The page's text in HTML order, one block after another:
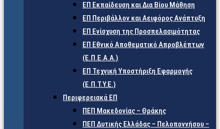
ΕΠ Εκπαίδευση και Δια Βίου Μάθηση
ΕΠ Περιβάλλον και Αειφόρος Ανάπτυξη
ΕΠ Ενίσχυση της Προσπελασιμότητας
ΕΠ Εθνικό Αποθεματικό Απροβλέπτων
(Ε.Π.Ε.Α.Α.)
ΕΠ Τεχνική Υποστήριξη Εφαρμογής
(Ε.Π.Τ.Υ.Ε.)
Περιφερειακά ΕΠ
ΠΕΠ Μακεδονίας – Θράκης
ΠΕΠ Δυτικής Ελλάδας – Πελοποννήσου –